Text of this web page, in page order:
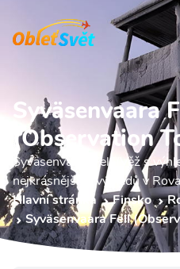
Syväsenvaara
(Observation
Syväsenvaara Fell (Věž s
nejkrásnějších výhledů v
Hlavní stránka
Finsko
Syväsenvaara Fell